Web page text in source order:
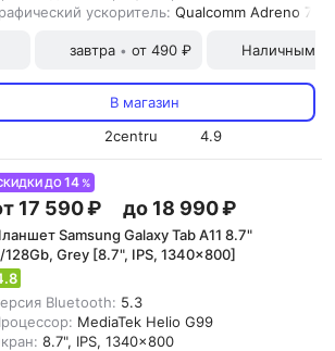
ускоритель: Qualcomm Adreno 735
завтра • от 490 ₽ Наличными
В магазин
2centru
4.9
ДО14 %
17 590 ₽ до 18 990 ₽
Samsung Galaxy Tab A11 8.7"
128Gb, Grey [8.7", IPS, 1340x800]
Bluetooth: 5.3
MediaTek Helio G99
8.7", IPS, 1340x800